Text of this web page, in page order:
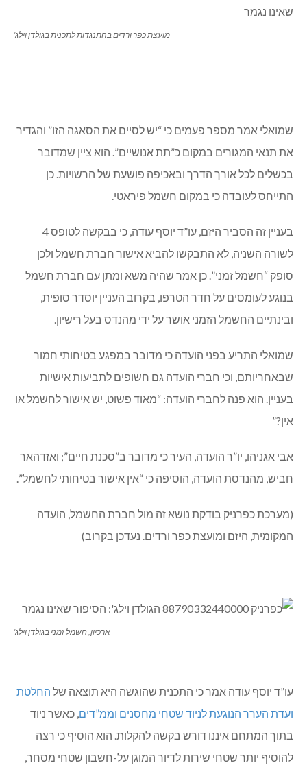
מועצת כפר ורדים בהתנגדות לתכנית בגולדן וילג’
שמואלי אמר מספר פעמים כי “יש לסיים את הסאגה הזו” והגדיר
את תנאי המגורים במקום כ”תת אנושיים”. הוא ציין שמדובר
בכשלים לכל אורך הדרך ובאכיפה פושעת של הרשויות. כן
התייחס לעובדה כי במקום חשמל פיראטי.
בעניין זה הסביר היזם, עו”ד יוסף עודה, כי בבקשה לטופס 4
לשורה השניה, לא התבקשו להביא אישור חברת חשמל ולכן
סופק “חשמל זמני”. כן אמר שהיה משא ומתן עם חברת חשמל
בנוגע לעומסים על חדר הטרפו, בקרוב העניין יוסדר סופית,
ובינתיים החשמל הזמני אושר על ידי מהנדס בעל רישיון.
שמואלי התריע בפני הועדה כי מדובר במפגע בטיחותי חמור
שבאחריותם, וכי חברי הועדה גם חשופים לתביעות אישיות
בעניין. הוא פנה לחברי הועדה: “מאוד פשוט, יש אישור לחשמל או
אין?”
אבי אגניהו, יו”ר הועדה, העיר כי מדובר ב”סכנת חיים”; ואזדהאר
חביש, מהנדסת הועדה, הוסיפה כי “אין אישור בטיחותי לחשמל”.
(מערכת כפרניק בודקת נושא זה מול חברת החשמל, הועדה
המקומית, היזם ומועצת כפר ורדים. נעדכן בקרוב)
ארכיון, חשמל זמני בגולדן וילג’
עו”ד יוסף עודה אמר כי התכנית שהוגשה היא תוצאה של החלטת
ועדת הערר הנוגעת לניוד שטחי מחסנים וממ”דים, כאשר ניוד
בתוך המתחם איננו דורש בקשה להקלות. הוא הוסיף כי רצה
להוסיף יותר שטחי שירות לדיור המוגן על-חשבון שטחי מסחר,